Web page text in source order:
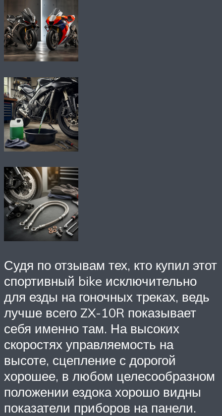
Судя по отзывам тех, кто купил этот
спортивный bike исключительно
для езды на гоночных треках, ведь
лучше всего ZX-10R показывает
себя именно там. На высоких
скоростях управляемость на
высоте, сцепление с дорогой
хорошее, в любом целесообразном
положении ездока хорошо видны
показатели приборов на панели.